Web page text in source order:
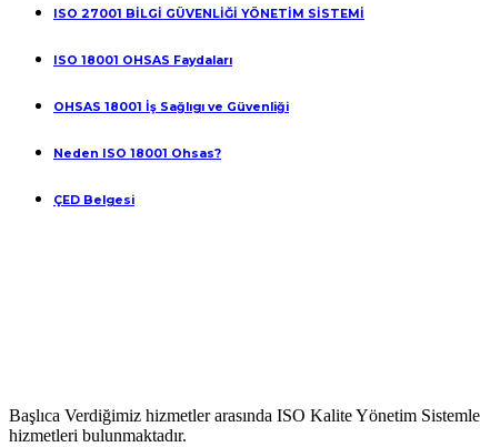
ISO 27001 BİLGİ GÜVENLİĞİ YÖNETİM SİSTEMİ
ISO 18001 OHSAS Faydaları
OHSAS 18001 İş Sağlıgı ve Güvenliği
Neden ISO 18001 Ohsas?
ÇED Belgesi
Başlıca Verdiğimiz hizmetler arasında ISO Kalite Yönetim
hizmetleri bulunmaktadır.